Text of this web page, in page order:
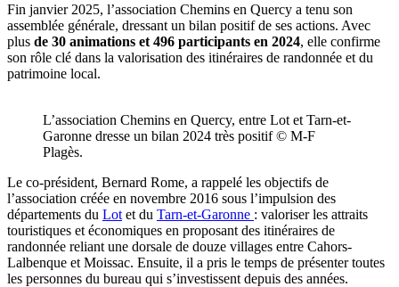
Fin janvier 2025, l’association Chemins en Quercy a tenu son
assemblée générale, dressant un bilan positif de ses actions. Avec
plus de 30 animations et 496 participants en 2024, elle confirme
son rôle clé dans la valorisation des itinéraires de randonnée et du
patrimoine local.
L’association Chemins en Quercy, entre Lot et Tarn-et-
Garonne dresse un bilan 2024 très positif © M-F
Plagès.
Le co-président, Bernard Rome, a rappelé les objectifs de
l’association créée en novembre 2016 sous l’impulsion des
départements du Lot et du Tarn-et-Garonne : valoriser les attraits
touristiques et économiques en proposant des itinéraires de
randonnée reliant une dorsale de douze villages entre Cahors-
Lalbenque et Moissac. Ensuite, il a pris le temps de présenter toutes
les personnes du bureau qui s’investissent depuis des années.